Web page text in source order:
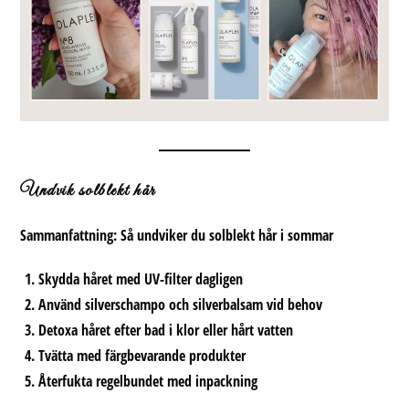
Undvik solblekt hår
Sammanfattning:Så undviker du solblekt hår i sommar
Skydda håret med UV-filter dagligen
Använd silverschampo och silverbalsam vid behov
Detoxa håret efter bad i klor eller hårt vatten
Tvätta med färgbevarande produkter
Återfukta regelbundet med inpackning